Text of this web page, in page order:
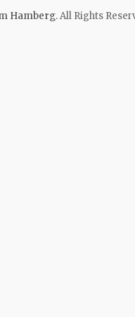
Hamberg. All Rights